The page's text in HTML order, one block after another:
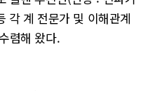
각 계 전문가 및 이해관계
렴해 왔다.